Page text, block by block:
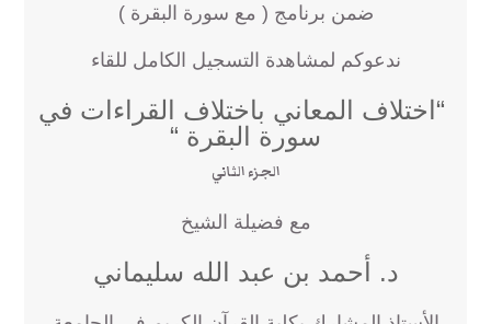
ضمن برنامج ( مع سورة البقرة )
ندعوكم لمشاهدة التسجيل الكامل للقاء
“اختلاف المعاني باختلاف القراءات في
سورة البقرة “
الجزء الثاني
مع فضيلة الشيخ
د. أحمد بن عبد الله سليماني